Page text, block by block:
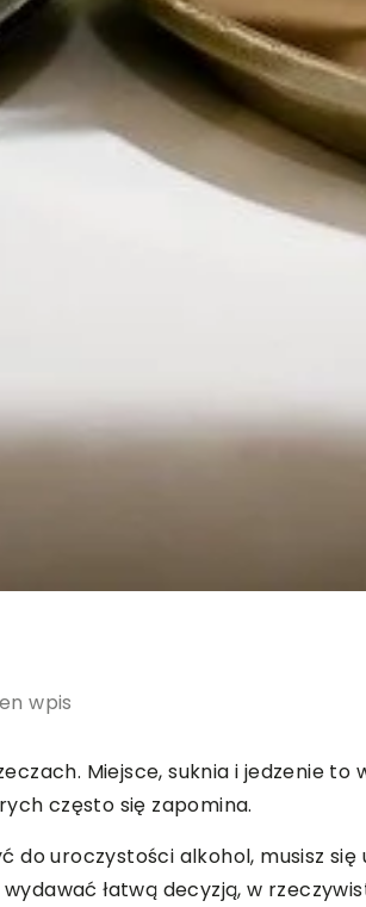
wpis
Miejsce, suknia i jedzenie to
często się zapomina.
do uroczystości alkohol, musisz się
łatwą decyzją, w